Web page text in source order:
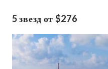
5 звезд от $276